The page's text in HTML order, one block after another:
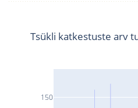
150
Tsükli katkestuste arv